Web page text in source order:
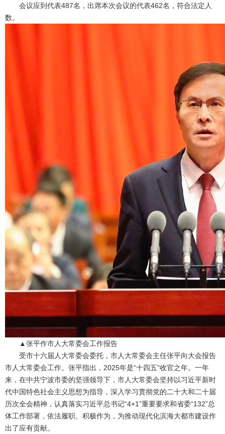
会议应到代表487名，出席本次会议的代表462名，符合法定人
数。
▲张平作市人大常委会工作报告
受市十六届人大常委会委托，市人大常委会主任张平向大会报告
市人大常委会工作。张平指出，2025年是“十四五”收官之年。一年
来，在中共宁波市委的坚强领导下，市人大常委会坚持以习近平新时
代中国特色社会主义思想为指导，深入学习贯彻党的二十大和二十届
历次全会精神，认真落实习近平总书记“4+1”重要要求和省委“132”总
体工作部署，依法履职、积极作为，为推动现代化滨海大都市建设作
出了应有贡献。